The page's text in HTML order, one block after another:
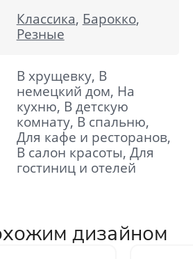
Классика, Барокко,
Резные
В хрущевку, В
немецкий дом, На
кухню, В детскую
комнату, В спальню,
Для кафе и ресторанов,
В салон красоты, Для
гостиниц и отелей
дизайном